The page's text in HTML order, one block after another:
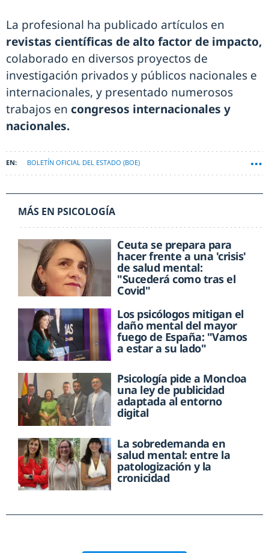
La profesional ha publicado artículos en
revistas científicas de alto factor de impacto,
colaborado en diversos proyectos de
investigación privados y públicos nacionales e
internacionales, y presentado numerosos
trabajos en congresos internacionales y
nacionales.
BOLETÍN OFICIAL DEL ESTADO (BOE)
MÁS EN PSICOLOGÍA
Ceuta se prepara para
hacer frente a una 'crisis'
de salud mental:
"Sucederá como tras el
Covid"
Los psicólogos mitigan el
daño mental del mayor
fuego de España: "Vamos
a estar a su lado"
Psicología pide a Moncloa
una ley de publicidad
adaptada al entorno
digital
La sobredemanda en
salud mental: entre la
patologización y la
cronicidad